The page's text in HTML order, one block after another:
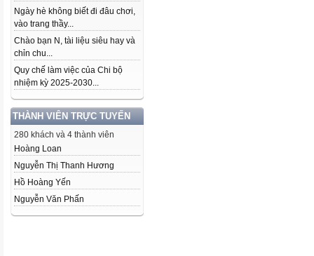
Ngày hè không biết đi đâu chơi,
vào trang thầy...
Chào bạn N, tài liệu siêu hay và
chỉn chu...
Quy chế làm việc của Chi bộ
nhiệm kỳ 2025-2030...
THÀNH VIÊN TRỰC TUYẾN
280 khách và 4 thành viên
Hoàng Loan
Nguyễn Thị Thanh Hương
Hồ Hoàng Yến
Nguyễn Văn Phấn